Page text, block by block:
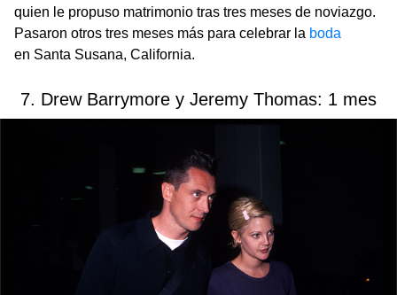
quien le propuso matrimonio tras tres meses de noviazgo.
Pasaron otros tres meses más para celebrar la boda
en Santa Susana, California.
7. Drew Barrymore y Jeremy Thomas: 1 mes